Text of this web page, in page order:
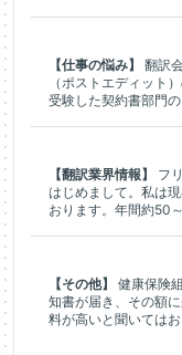
【仕事の悩み】
翻訳
（ポストエディット
受験した契約書部門
【翻訳業界情報】
フ
はじめまして。私は
おります。年間約50
【その他】
健康保険
知書が届き、その額
料が高いと聞いては